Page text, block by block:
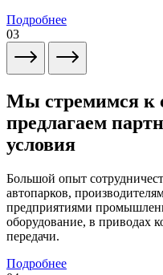
Подробнее
03
Мы стремимся к
предлагаем
условия
Большой опыт
автопарков,
предприятиями
оборудование, в приводах
передачи.
Подробнее